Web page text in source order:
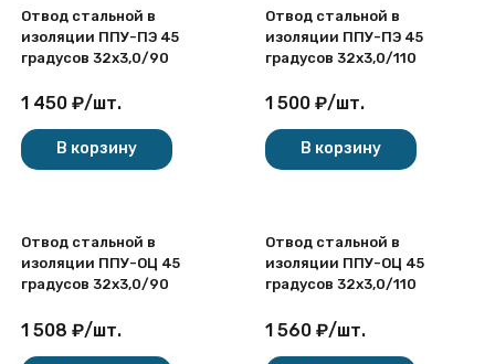
Отвод стальной в
изоляции ППУ-ПЭ 45
градусов 32х3,0/90
1 450 ₽/шт.
В корзину
Отвод стальной в
изоляции ППУ-ПЭ 45
градусов 32х3,0/110
1 500 ₽/шт.
В корзину
Отвод стальной в
изоляции ППУ-ОЦ 45
градусов 32х3,0/90
1 508 ₽/шт.
Отвод стальной в
изоляции ППУ-ОЦ 45
градусов 32х3,0/110
1 560 ₽/шт.